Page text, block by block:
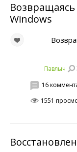
Windows
Павлыч
16
1551